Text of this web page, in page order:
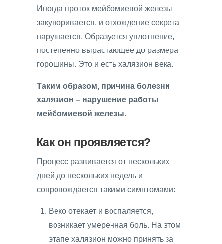
Иногда проток мейбомиевой железы
закупоривается, и отхождение секрета
нарушается. Образуется уплотнение,
постепенно вырастающее до размера
горошины. Это и есть халязион века.
Таким образом, причина болезни
халязион – нарушение работы
мейбомиевой железы.
Как он проявляется?
Процесс развивается от нескольких
дней до нескольких недель и
сопровождается такими симптомами:
Веко отекает и воспаляется,
возникает умеренная боль. На этом
этапе халязион можно принять за